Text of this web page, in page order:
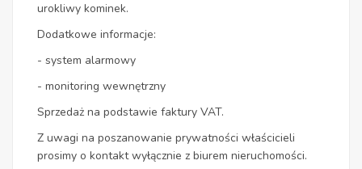
urokliwy kominek.
Dodatkowe informacje:
- system alarmowy
- monitoring wewnętrzny
Sprzedaż na podstawie faktury VAT.
Z uwagi na poszanowanie prywatności właścicieli
prosimy o kontakt wyłącznie z biurem nieruchomości.